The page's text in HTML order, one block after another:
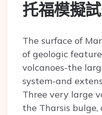
托福模擬
The surface of
of geologic
volcanoes-the
system-and
Three very large
the Tharsis bulge,